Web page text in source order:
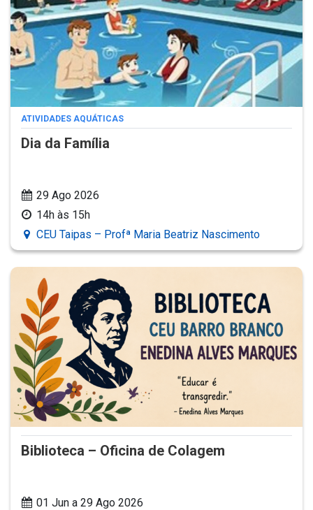
ATIVIDADES AQUÁTICAS
Dia da Família
29 Ago 2026
14h às 15h
CEU Taipas – Profª Maria Beatriz Nascimento
Biblioteca – Oficina de Colagem
01 Jun a 29 Ago 2026